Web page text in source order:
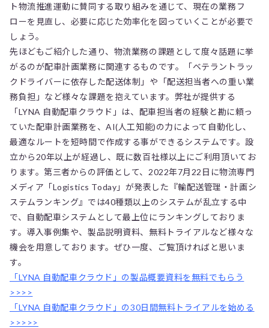
ト物流推進運動に賛同する取り組みを通じて、現在の業務フ
ローを見直し、必要に応じた効率化を図っていくことが必要で
しょう。
先ほどもご紹介した通り、物流業務の課題として度々話題に挙
がるのが配車計画業務に関連するものです。「ベテラントラッ
クドライバーに依存した配送体制」や「配送担当者への重い業
務負担」など様々な課題を抱えています。弊社が提供する
「LYNA 自動配車クラウド」は、配車担当者の経験と勘に頼っ
ていた配車計画業務を、AI(人工知能)の力によって自動化し、
最適なルートを短時間で作成する事ができるシステムです。設
立から20年以上が経過し、既に数百社様以上にご利用頂いてお
ります。第三者からの評価として、2022年7月22日に物流専門
メディア「Logistics Today」が発表した『輸配送管理・計画シ
ステムランキング』では40種類以上のシステムが乱立する中
で、自動配車システムとして最上位にランキングしておりま
す。導入事例集や、製品説明資料、無料トライアルなど様々な
機会を用意しております。ぜひ一度、ご覧頂ければと思いま
す。
「LYNA 自動配車クラウド」の製品概要資料を無料でもらう
>>>>
「LYNA 自動配車クラウド」の30日間無料トライアルを始める
>>>>>